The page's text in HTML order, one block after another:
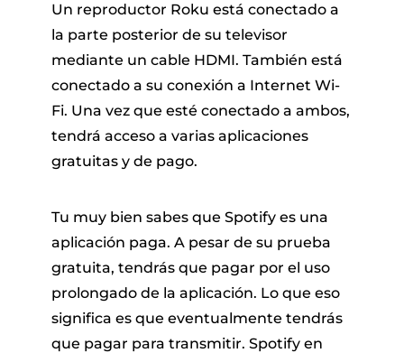
Un reproductor Roku está conectado a
la parte posterior de su televisor
mediante un cable HDMI. También está
conectado a su conexión a Internet Wi-
Fi. Una vez que esté conectado a ambos,
tendrá acceso a varias aplicaciones
gratuitas y de pago.
Tu muy bien sabes que Spotify es una
aplicación paga. A pesar de su prueba
gratuita, tendrás que pagar por el uso
prolongado de la aplicación. Lo que eso
significa es que eventualmente tendrás
que pagar para transmitir. Spotify en